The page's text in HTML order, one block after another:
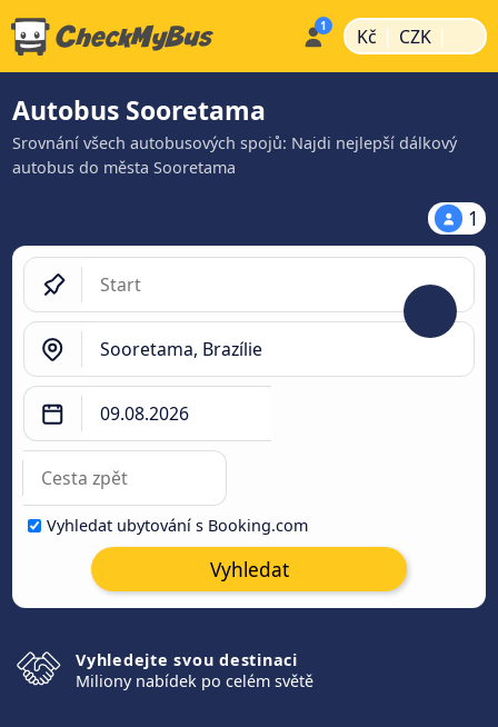
Kč | CZK |
Autobus Sooretama
Srovnání všech autobusových spojů: Najdi nejlepší dálkový
autobus do města Sooretama
1
Vyhledat ubytování s Booking.com
Vyhledat
Vyhledejte svou destinaci
Miliony nabídek po celém světě